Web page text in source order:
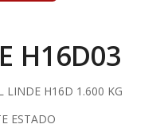
H16D03
LINDE H16D 1.600 KG
ESTADO